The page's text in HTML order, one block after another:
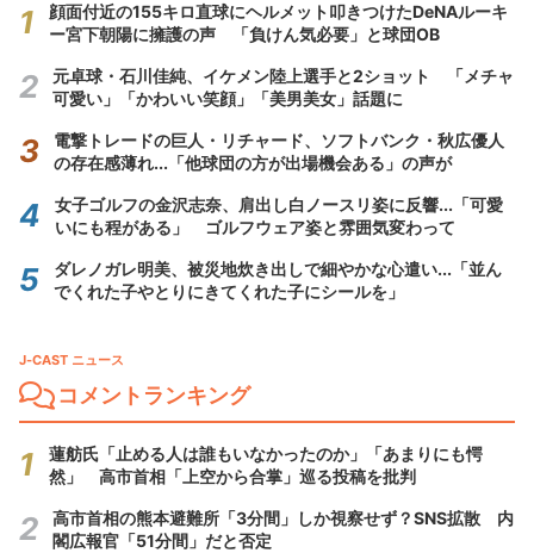
顔面付近の155キロ直球にヘルメット叩きつけたDeNAルーキ
ー宮下朝陽に擁護の声 「負けん気必要」と球団OB
元卓球・石川佳純、イケメン陸上選手と2ショット 「メチャ
可愛い」「かわいい笑顔」「美男美女」話題に
電撃トレードの巨人・リチャード、ソフトバンク・秋広優人
の存在感薄れ...「他球団の方が出場機会ある」の声が
女子ゴルフの金沢志奈、肩出し白ノースリ姿に反響...「可愛
いにも程がある」 ゴルフウェア姿と雰囲気変わって
ダレノガレ明美、被災地炊き出しで細やかな心遣い...「並ん
でくれた子やとりにきてくれた子にシールを」
J-CAST ニュース
コメントランキング
蓮舫氏「止める人は誰もいなかったのか」「あまりにも愕
然」 高市首相「上空から合掌」巡る投稿を批判
高市首相の熊本避難所「3分間」しか視察せず？SNS拡散 内
閣広報官「51分間」だと否定